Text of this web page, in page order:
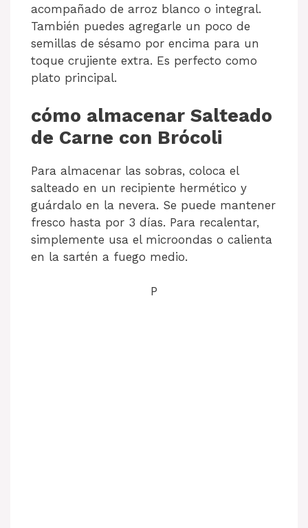
acompañado de arroz blanco o integral.
También puedes agregarle un poco de
semillas de sésamo por encima para un
toque crujiente extra. Es perfecto como
plato principal.
cómo almacenar Salteado
de Carne con Brócoli
Para almacenar las sobras, coloca el
salteado en un recipiente hermético y
guárdalo en la nevera. Se puede mantener
fresco hasta por 3 días. Para recalentar,
simplemente usa el microondas o calienta
en la sartén a fuego medio.
P